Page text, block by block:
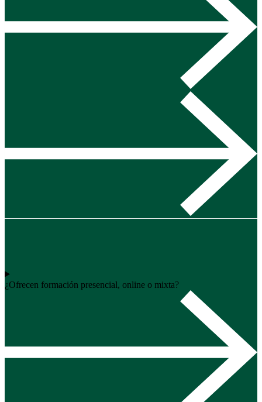
¿Ofrecen formación presencial, online o mixta?